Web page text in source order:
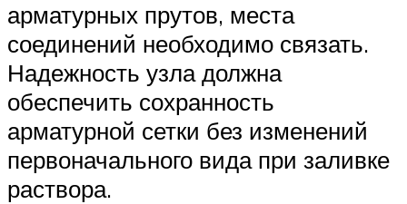
арматурных прутов, места
соединений необходимо связать.
Надежность узла должна
обеспечить сохранность
арматурной сетки без изменений
первоначального вида при заливке
раствора.